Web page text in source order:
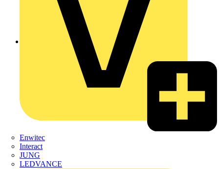
Enwitec
Interact
JUNG
LEDVANCE
Zurück zu Produkte